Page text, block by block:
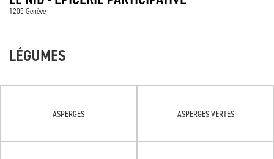
1205 Genève
LÉGUMES
ASPERGES ASPERGES VERTES